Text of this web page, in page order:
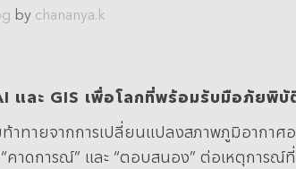
by chananya.k
และ GIS เพื่อโลกที่พร้อมรับมือภัยพิบั
าทายจากการเปลี่ยนแปลงสภาพภูมิอากา
“คาดการณ์” และ “ตอบสนอง” ต่อเหตุกา